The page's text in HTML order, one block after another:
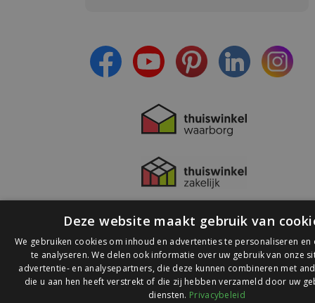
© 2026 Ledlichtdiscounter.nl
Deze website maakt gebruik van
We gebruiken cookies om inhoud en advertenties te personaliseren en
te analyseren. We delen ook informatie over uw gebruik van onze
advertentie- en analysepartners, die deze kunnen combineren met
die u aan hen heeft verstrekt of die zij hebben verzameld door uw
diensten. Privacybeleid